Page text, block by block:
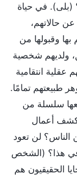
(بلى). في حياة
حالاتهم،
وقبولها من
ولديهم شخصية
عقلية انتقامية
طبيعتهم تمامًا.
سلسلة من
أعمال
الناس؟ لن تعود
في هذا؟ (الشخص
الحقيقيون هم